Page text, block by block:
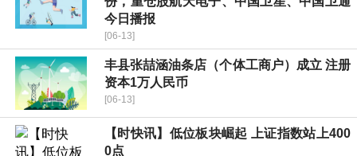
今日播报
[06-13]
丰县张喆涵油条店（个体工商户）成立 注册
资本1万人民币
[06-13]
【时快讯】低位板块崛起 上证指数站上400
0点